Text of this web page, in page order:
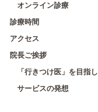
オンライン診療
診療時間
アクセス
院長ご挨拶
「行きつけ医」を目指
サービスの発想